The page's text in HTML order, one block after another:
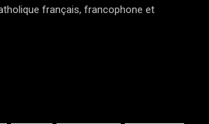
français, francophone et